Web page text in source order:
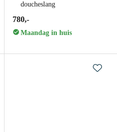
doucheslang
780,-
Maandag in huis